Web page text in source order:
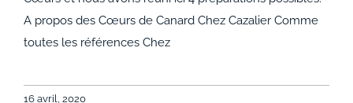
A propos des Cœurs de Canard Chez Cazalier Comme
toutes les références Chez
16 avril, 2020